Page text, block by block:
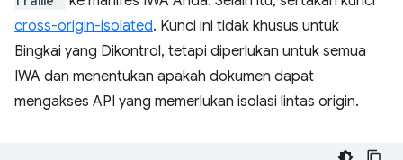
cross-origin-isolated. Kunci ini tidak khusus untuk
Bingkai yang Dikontrol, tetapi diperlukan untuk semua
IWA dan menentukan apakah dokumen dapat
mengakses API yang memerlukan isolasi lintas origin.